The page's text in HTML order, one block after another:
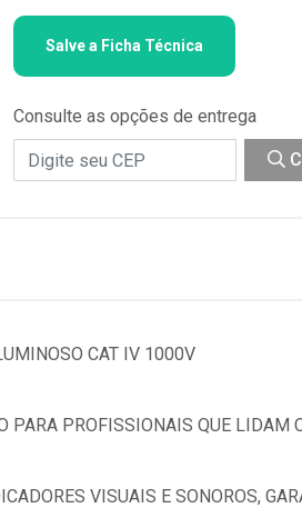
Salve a Ficha Técnica
Consulte as opções de entrega
CAT IV 1000V
PARA PROFISSIONAIS QUE LIDAM
VISUAIS E SONOROS,